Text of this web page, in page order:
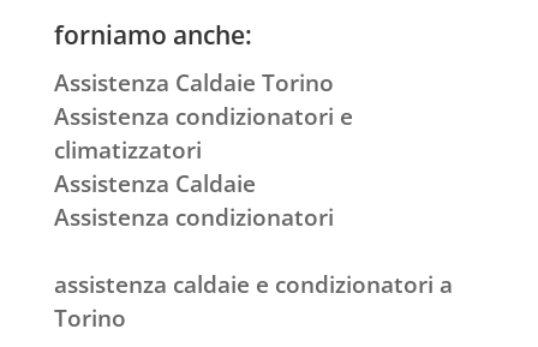
forniamo anche:
Assistenza Caldaie Torino
Assistenza condizionatori e
climatizzatori
Assistenza Caldaie
Assistenza condizionatori
assistenza caldaie e condizionatori a
Torino